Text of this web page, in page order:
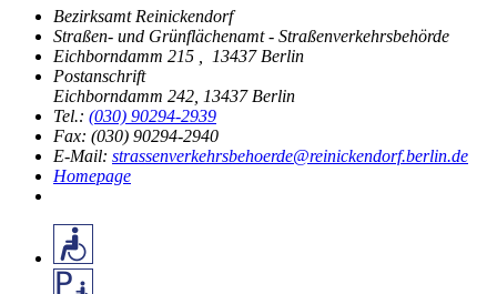
Bezirksamt Reinickendorf
Straßen- und Grünflächenamt - Straßenverkehrsbehörde
Eichborndamm 215
13437 Berlin
Postanschrift
Eichborndamm 242 13437 Berlin
Tel.: (030) 90294-2939
Fax: (030) 90294-2940
E-Mail: strassenverkehrsbehoerde@reinickendorf.berlin.de
Homepage